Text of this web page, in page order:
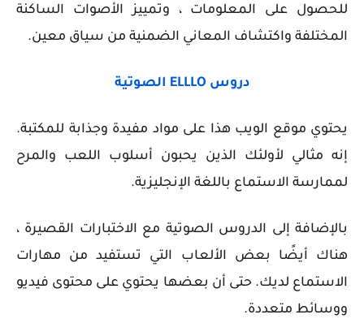
للحصول على المعلومات ، وتمييز الأصوات الساكنة
المختلفة واكتشاف المعاني الضمنية من سياق معين.
دروس ELLLO الصوتية
يحتوي موقع الويب هذا على مواد مفيدة وجذابة للمكتبة.
إنه مثالي لأولئك الذين يحبون أسلوب اللعب والمرح
لممارسة الاستماع باللغة الإنجليزية.
بالإضافة إلى الدروس الصوتية مع الاختبارات القصيرة ،
هناك أيضًا بعض الألعاب التي تستفيد من مهارات
الاستماع لديك. حتى أن بعضها يحتوي على محتوى فيديو
ووسائط متعددة.